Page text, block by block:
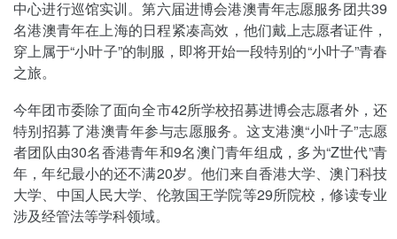
中心进行巡馆实训。第六届进博会港澳青年志愿服务团共39
名港澳青年在上海的日程紧凑高效，他们戴上志愿者证件，
穿上属于“小叶子”的制服，即将开始一段特别的“小叶子”青春
之旅。
今年团市委除了面向全市42所学校招募进博会志愿者外，还
特别招募了港澳青年参与志愿服务。这支港澳“小叶子”志愿
者团队由30名香港青年和9名澳门青年组成，多为“Z世代”青
年，年纪最小的还不满20岁。他们来自香港大学、澳门科技
大学、中国人民大学、伦敦国王学院等29所院校，修读专业
涉及经管法等学科领域。